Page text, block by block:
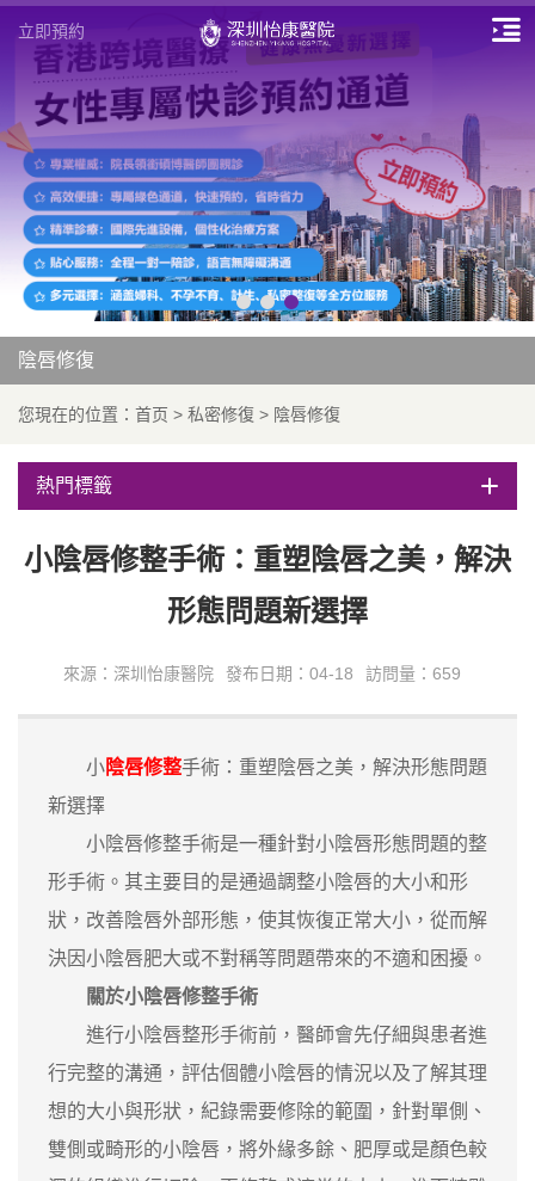
立即預約
陰唇修復
您現在的位置： 首页 > 私密修復 > 陰唇修復
熱門標籤
小陰唇修整手術：重塑陰唇之美，解決
形態問題新選擇
來源：深圳怡康醫院 發布日期：04-18 訪問量：659
小陰唇修整手術：重塑陰唇之美，解決形態問題
新選擇
小陰唇修整手術是一種針對小陰唇形態問題的整
形手術。其主要目的是通過調整小陰唇的大小和形
狀，改善陰唇外部形態，使其恢復正常大小，從而解
決因小陰唇肥大或不對稱等問題帶來的不適和困擾。
關於小陰唇修整手術
進行小陰唇整形手術前，醫師會先仔細與患者進
行完整的溝通，評估個體小陰唇的情況以及了解其理
想的大小與形狀，紀錄需要修除的範圍，針對單側、
雙側或畸形的小陰唇，將外緣多餘、肥厚或是顏色較